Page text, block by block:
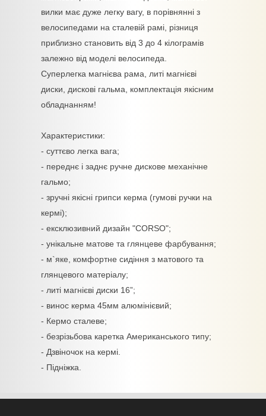
вилки має дуже легку вагу, в порівнянні з
велосипедами на сталевій рамі, різниця
приблизно становить від 3 до 4 кілограмів
залежно від моделі велосипеда.
Суперлегка магнієва рама, литі магнієві
диски, дискові гальма, комплектація якісним
обладнанням!
Характеристики:
- суттєво легка вага;
- переднє і заднє ручне дискове механічне
гальмо;
- зручні якісні грипси керма (гумові ручки на
кермі);
- ексклюзивний дизайн "CORSO";
- унікальне матове та глянцеве фарбування;
- м`яке, комфортне сидіння з матового та
глянцевого матеріалу;
- литі магнієві диски 16”;
- винос керма 45мм алюмінієвий;
- Кермо сталеве;
- безрізьбова каретка Американського типу;
- Дзвіночок на кермі.
- Підніжка.